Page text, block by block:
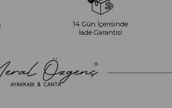
14 Gün İçerisinde
İade Garantisi